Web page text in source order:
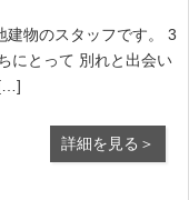
建物のスタッフです。 3
にとって 別れと出会い
詳細を見る＞